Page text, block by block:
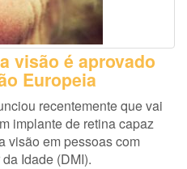
visão é aprovado
Europeia
recentemente que vai
implante de retina capaz
visão em pessoas com
Idade (DMI).